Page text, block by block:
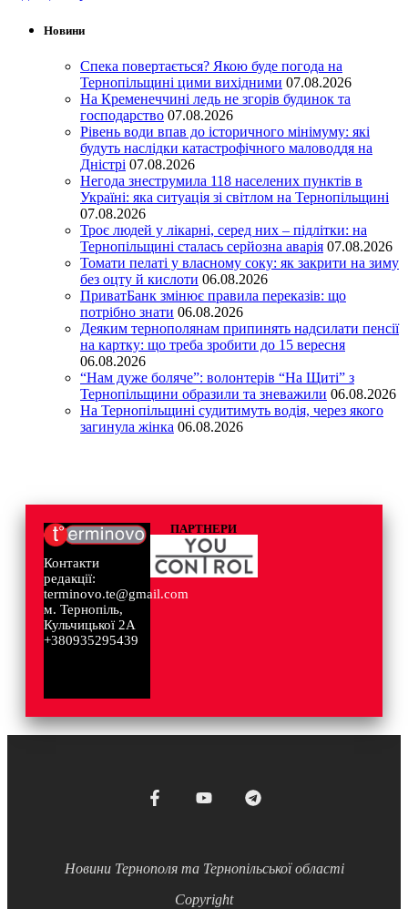
Новини
Спека повертається? Якою буде погода на
Тернопільщині цими вихідними 07.08.2026
На Кременеччині ледь не згорів будинок та
господарство 07.08.2026
Рівень води впав до історичного мінімуму: які
будуть наслідки катастрофічного маловоддя на
Дністрі 07.08.2026
Негода знеструмила 118 населених пунктів в
Україні: яка ситуація зі світлом на Тернопільщині
07.08.2026
Троє людей у лікарні, серед них – підлітки: на
Тернопільщині сталась серйозна аварія 07.08.2026
Томати пелаті у власному соку: як закрити на зиму
без оцту й кислоти 06.08.2026
ПриватБанк змінює правила переказів: що
потрібно знати 06.08.2026
Деяким тернополянам припинять надсилати пенсії
на картку: що треба зробити до 15 вересня
06.08.2026
“Нам дуже боляче”: волонтерів “На Щиті” з
Тернопільщини образили та зневажили 06.08.2026
На Тернопільщині судитимуть водія, через якого
загинула жінка 06.08.2026
Контакти
редакції:
terminovo.te@gmail.com
м. Тернопіль,
Кульчицької 2А
+380935295439
ПАРТНЕРИ
Новини Тернополя та Тернопільської області
Copyright